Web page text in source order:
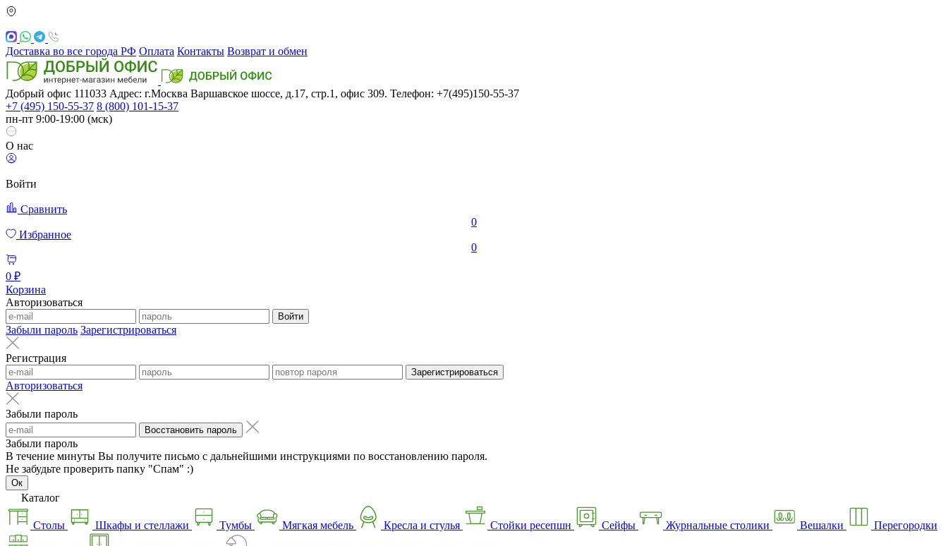
Доставка во все города РФ Оплата Контакты Возврат и обмен
Добрый офис 111033 Адрес: г.Москва Варшавское шоссе, д.17, стр.1, офис 309. Телефон: +7(495)150-55-37
+7 (495) 150-55-37 8 (800) 101-15-37
пн-пт 9:00-19:00 (мск)
О нас
Войти
Сравнить
0
Избранное
0
0 ₽
Корзина
Авторизоваться
Войти
Забыли пароль Зарегистрироваться
Регистрация
Зарегистрироваться
Авторизоваться
Забыли пароль
Восстановить пароль
Забыли пароль
В течение минуты Вы получите письмо с дальнейшими инструкциями по восстановлению пароля.
Не забудьте проверить папку "Спам" :)
Ок
Каталог
Столы Шкафы и стеллажи Тумбы Мягкая мебель Кресла и стулья Стойки ресепшн Сейфы Журнальные столики Вешалки Перегородки